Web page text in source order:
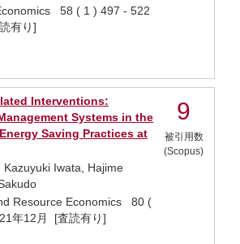
58 ( 1 ) 497 - 522
有り]
Interventions:
Systems in the
Saving Practices at
Kazuyuki Iwata, Hajime
Resource Economics 80 (
年12月 [査読有り]
9
被引用数
(Scopus)